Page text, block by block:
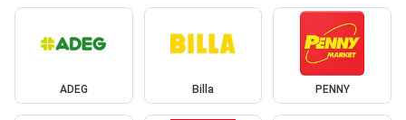
ADEG Billa PENNY